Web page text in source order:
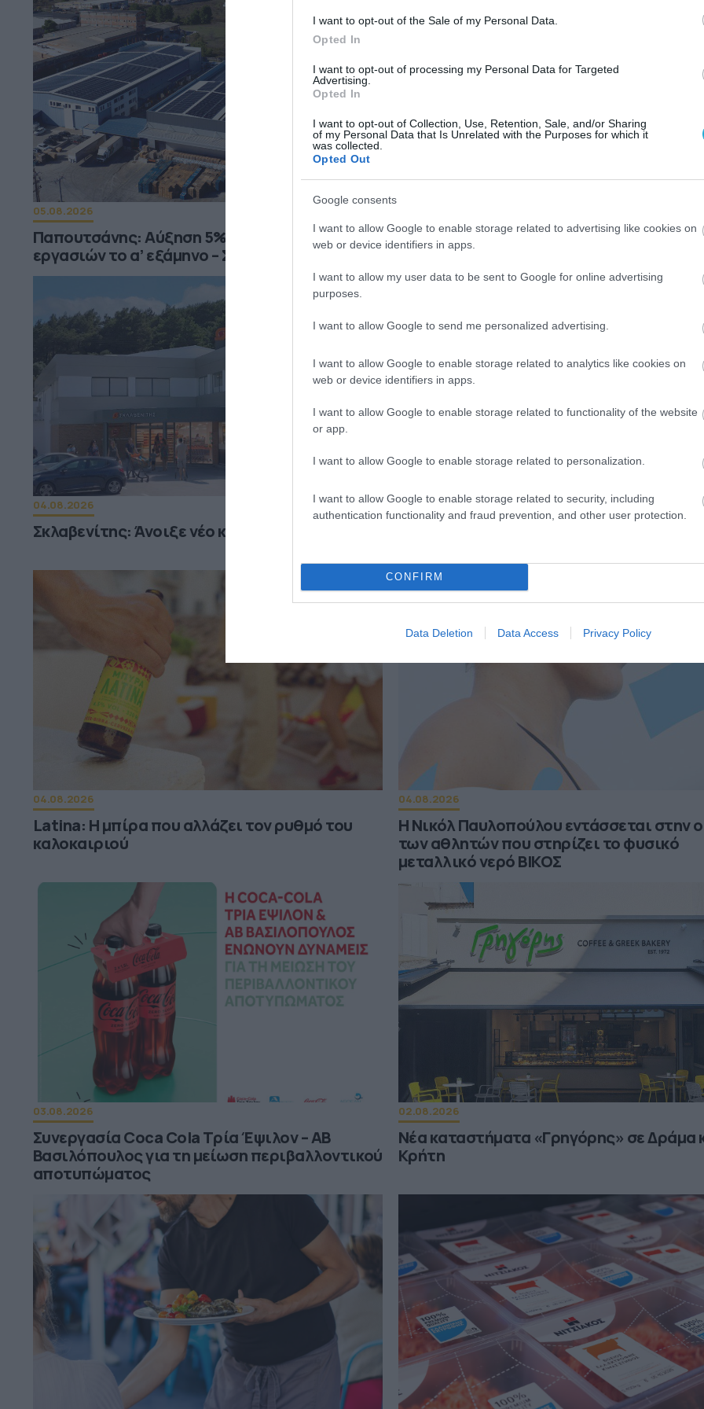
I want to opt-out of the Sale of my Personal Data.
Opted In
I want to opt-out of processing my Personal Data for Targeted
Advertising.
Opted In
I want to opt-out of Collection, Use, Retention, Sale, and/or Sharing
of my Personal Data that Is Unrelated with the Purposes for which it
was collected.
Opted Out
Google consents
I want to allow Google to enable storage related to advertising like cookies on
web or device identifiers in apps.
I want to allow my user data to be sent to Google for online advertising
purposes.
I want to allow Google to send me personalized advertising.
I want to allow Google to enable storage related to analytics like cookies on
web or device identifiers in apps.
I want to allow Google to enable storage related to functionality of the website
or app.
I want to allow Google to enable storage related to personalization.
I want to allow Google to enable storage related to security, including
authentication functionality and fraud prevention, and other user protection.
CONFIRM
Data Deletion Data Access Privacy Policy
05.08.2026
Παπουτσάνης: Αύξηση 5% του κύκλου
εργασιών το α’ εξάμηνο – Στο 55% οι εξαγωγές
ΙΕΛΚΑ: Σε ποια προϊόντα αυξήθηκαν και
μειώθηκαν οι τιμές στα σούπερ μάρκετ
04.08.2026
Σκλαβενίτης: Άνοιξε νέο κατάστημα στη Σάμο
04.08.2026
04.08.2026
Latina: Η μπίρα που αλλάζει τον ρυθμό του
καλοκαιριού
04.08.2026
Η Νικόλ Παυλοπούλου εντάσσεται στην
των αθλητών που στηρίζει το φυσικό
μεταλλικό νερό ΒΙΚΟΣ
03.08.2026
Συνεργασία Coca Cola Τρία Έψιλον – ΑΒ
Βασιλόπουλος για τη μείωση περιβαλλοντικού
αποτυπώματος
02.08.2026
Νέα καταστήματα «Γρηγόρης» σε Δράμα
Κρήτη